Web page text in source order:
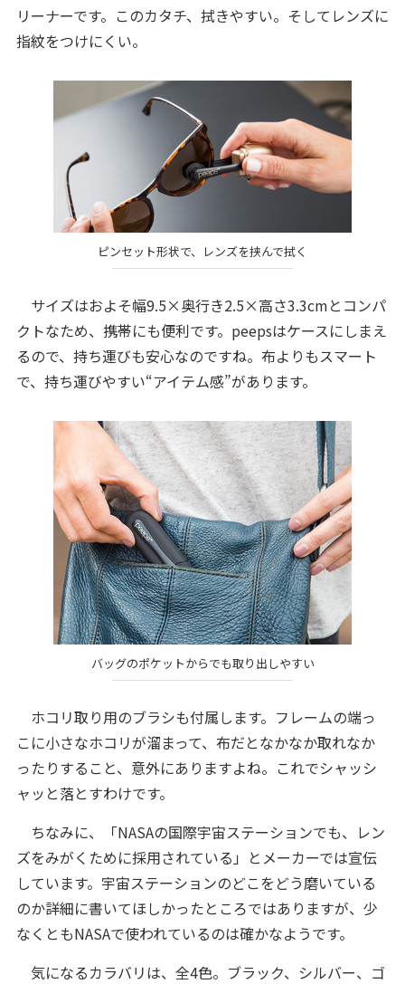
リーナーです。このカタチ、拭きやすい。そしてレンズに
指紋をつけにくい。
ピンセット形状で、レンズを挟んで拭く
サイズはおよそ幅9.5×奥行き2.5×高さ3.3cmとコンパ
クトなため、携帯にも便利です。peepsはケースにしまえ
るので、持ち運びも安心なのですね。布よりもスマート
で、持ち運びやすい“アイテム感”があります。
バッグのポケットからでも取り出しやすい
ホコリ取り用のブラシも付属します。フレームの端っ
こに小さなホコリが溜まって、布だとなかなか取れなか
ったりすること、意外にありますよね。これでシャッシ
ャッと落とすわけです。
ちなみに、「NASAの国際宇宙ステーションでも、レン
ズをみがくために採用されている」とメーカーでは宣伝
しています。宇宙ステーションのどこをどう磨いている
のか詳細に書いてほしかったところではありますが、少
なくともNASAで使われているのは確かなようです。
気になるカラバリは、全4色。ブラック、シルバー、ゴ